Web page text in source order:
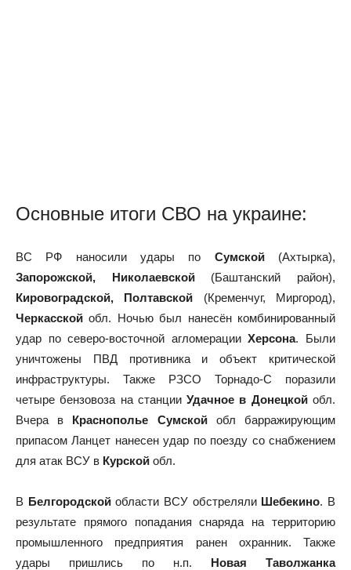
Основные итоги СВО на украине:
ВС РФ наносили удары по Сумской(Ахтырка),
Запорожской, Николаевской(Баштанский район),
Кировоградской, Полтавской (Кременчуг, Миргород),
Черкасской обл. Ночью был нанесён комбинированный
удар по северо-восточной агломерацииХерсона. Были
уничтожены ПВД противника и объект критической
инфраструктуры. Также РЗСО Торнадо-С поразили
четыре бензовоза на станцииУдачное в Донецкойобл.
Вчера в Краснополье Сумскойобл барражирующим
припасом Ланцет нанесен удар по поезду со снабжением
для атак ВСУ в Курской обл.
В Белгородскойобласти ВСУ обстреляли Шебекино. В
результате прямого попадания снаряда на территорию
промышленного предприятия ранен охранник. Также
удары пришлись по н.п. Новая Таволжанка